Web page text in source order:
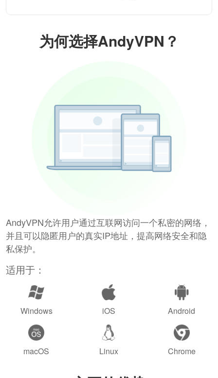
为何选择AndyVPN？
AndyVPN允许用户通过互联网访问一个私密的网络，
并且可以隐匿用户的真实IP地址，提高网络安全和隐
私保护。
适用于：
Windows iOS Android
macOS Linux Chrome